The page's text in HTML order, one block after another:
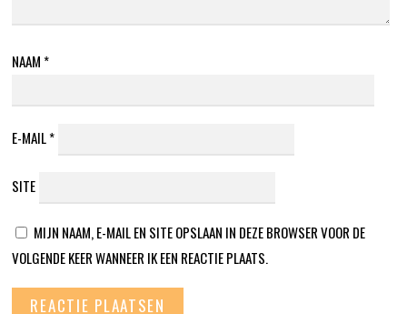
NAAM *
E-MAIL*
SITE
MIJN NAAM, E-MAIL EN SITE OPSLAAN IN DEZE BROWSER VOOR DE
VOLGENDE KEER WANNEER IK EEN REACTIE PLAATS.